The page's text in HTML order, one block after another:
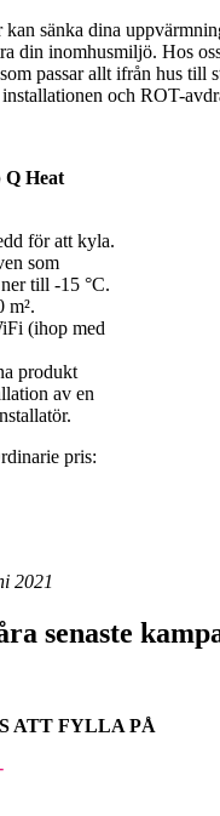
sänka dina
din inomhusmiljö. Hos
passar allt ifrån hus till
och ROT-
Heat
för att kyla.
som
till -15 °C.
m².
(ihop med
produkt
av en
pris:
2021
senaste
ATT FYLLA PÅ